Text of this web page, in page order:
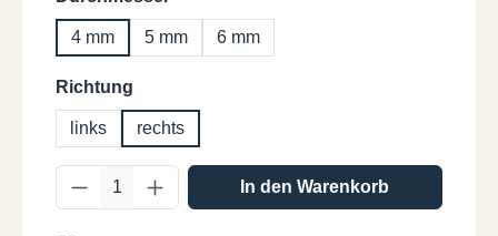
4 mm 5 mm 6 mm
Richtung
links rechts
Produkt Anzahl: Gib den gewünschten
In den Warenkorb